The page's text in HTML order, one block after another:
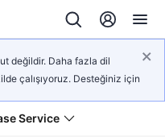
değildir. Daha fazla dil
çalışıyoruz. Desteğiniz için
Service